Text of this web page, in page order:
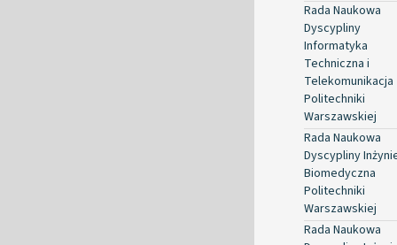
Rada Naukowa
Dyscypliny
Informatyka
Techniczna i
Telekomunikacja
Politechniki
Warszawskiej
Rada Naukowa
Dyscypliny
Biomedyczna
Politechniki
Warszawskiej
Rada Naukowa